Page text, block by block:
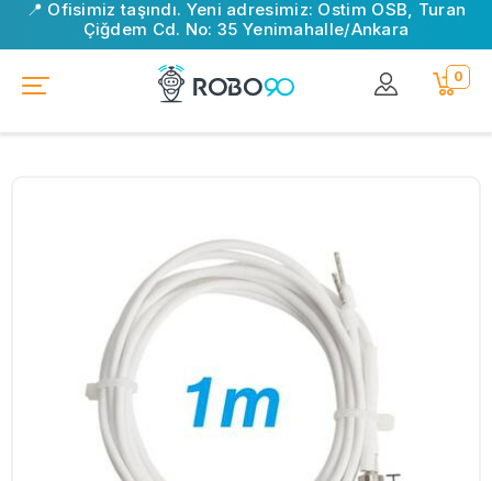
📍 Ofisimiz taşındı. Yeni adresimiz: Ostim OSB, Turan
Çiğdem Cd. No: 35 Yenimahalle/Ankara
0